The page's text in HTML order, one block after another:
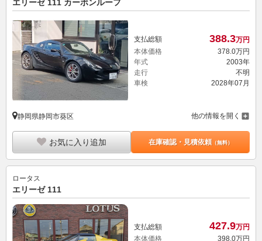
エリーゼ 111 カーボンルーフ
支払総額 388.3万円
本体価格
378. 0万円
年式
2003年
走行
不明
車検
2028年07月
静岡県静岡市葵区 他の情報を開く
お気に入り追加 在庫確認・見積依頼（無料）
ロータス
エリーゼ 111
支払総額 427.9万円
本体価格
398.0万円